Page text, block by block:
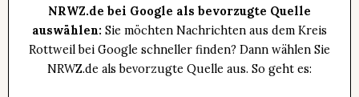
NRWZ.de bei Google als bevorzugte Quelle
auswählen: Sie möchten Nachrichten aus dem Kreis
Rottweil bei Google schneller finden? Dann wählen Sie
NRWZ.de als bevorzugte Quelle aus. So geht es: